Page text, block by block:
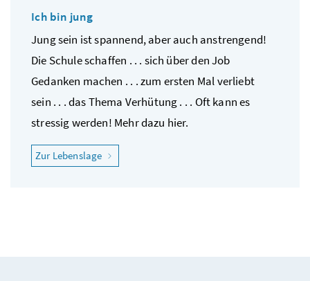
Ich bin jung
Jung sein ist spannend, aber auch anstrengend!
Die Schule schaffen . . . sich über den Job
Gedanken machen . . . zum ersten Mal verliebt
sein . . . das Thema Verhütung . . . Oft kann es
stressig werden! Mehr dazu hier.
Zur Lebenslage "Ich bin jung"